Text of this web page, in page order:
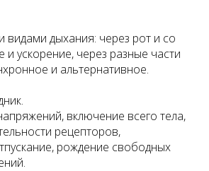
видами дыхания: через рот и со
и ускорение, через разные части
и альтернативное.
включение всего тела,
рецепторов,
рождение свободных